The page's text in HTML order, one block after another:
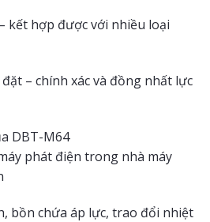
kết hợp được với nhiều loại
– chính xác và đồng nhất lực
DBT-M64
phát điện trong nhà máy
bồn chứa áp lực, trao đổi nhiệt